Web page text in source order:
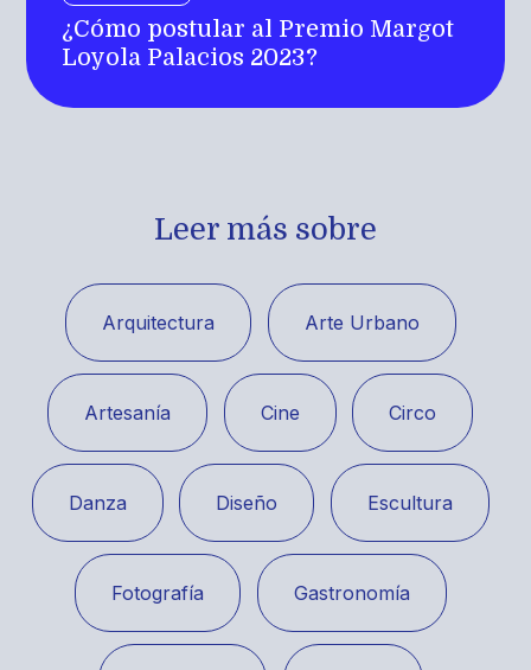
¿Cómo postular al Premio Margot
Loyola Palacios 2023?
Leer más sobre
Arquitectura Arte Urbano
Artesanía Cine Circo
Danza Diseño Escultura
Fotografía Gastronomía